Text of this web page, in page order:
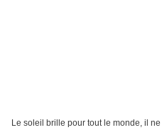
Le soleil brille pour tout le monde, il